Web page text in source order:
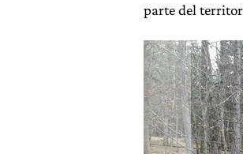
parte del